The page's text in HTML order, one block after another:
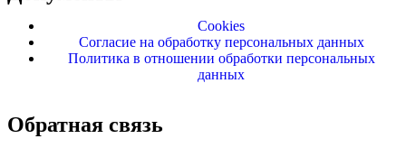
Cookies
Согласие на обработку персональных данных
Политика в отношении обработки персональных
данных
Обратная связь